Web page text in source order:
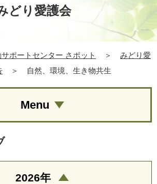
どり愛護会
ポートセンター さポット ＞
みどり愛
＞ 自然、環境、生き物共生
Menu
2026年